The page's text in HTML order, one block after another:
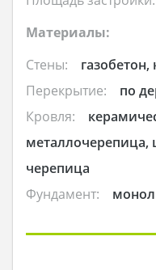
Материалы:
Стены:
Перекрытие:
по
Кровля:
металлочерепица,
черепица
Фундамент: